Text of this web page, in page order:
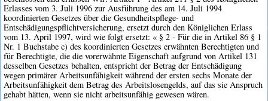
Erlasses vom 3. Juli 1996 zur Ausführung des am 14. Juli 1994
koordinierten Gesetzes über die Gesundheitspflege- und
Entschädigungspflichtversicherung, ersetzt durch den Königlichen Erlass
vom 13. April 1997, wird wie folgt ersetzt: « § 2 - Für die in Artikel 86 § 1
Nr. 1 Buchstabe c) des koordinierten Gesetzes erwähnten Berechtigten und
für Berechtigte, die die vorerwähnte Eigenschaft aufgrund von Artikel 131
desselben Gesetzes behalten, entspricht der Betrag der Entschädigung
wegen primärer Arbeitsunfähigkeit während der ersten sechs Monate der
Arbeitsunfähigkeit dem Betrag des Arbeitslosengelds, auf das sie Anspruch
gehabt hätten, wenn sie nicht arbeitsunfähig gewesen wären.